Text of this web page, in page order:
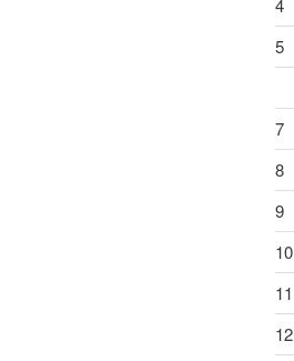
4
5
7
8
9
10
11
12